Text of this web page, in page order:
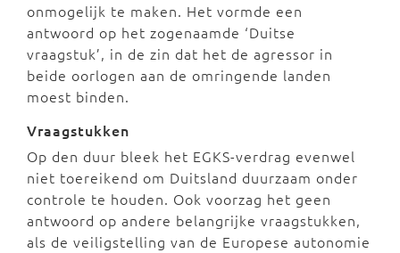
onmogelijk te maken. Het vormde een
antwoord op het zogenaamde ‘Duitse
vraagstuk’, in de zin dat het de agressor in
beide oorlogen aan de omringende landen
moest binden.
Vraagstukken
Op den duur bleek het EGKS-verdrag evenwel
niet toereikend om Duitsland duurzaam onder
controle te houden. Ook voorzag het geen
antwoord op andere belangrijke vraagstukken,
als de veiligstelling van de Europese autonomie